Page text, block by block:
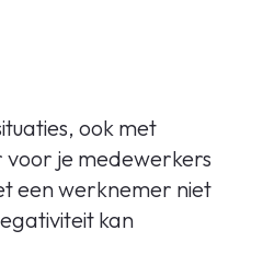
ook met
voor je medewerkers
een werknemer niet
kan